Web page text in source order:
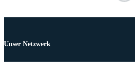
Unser Netzwerk